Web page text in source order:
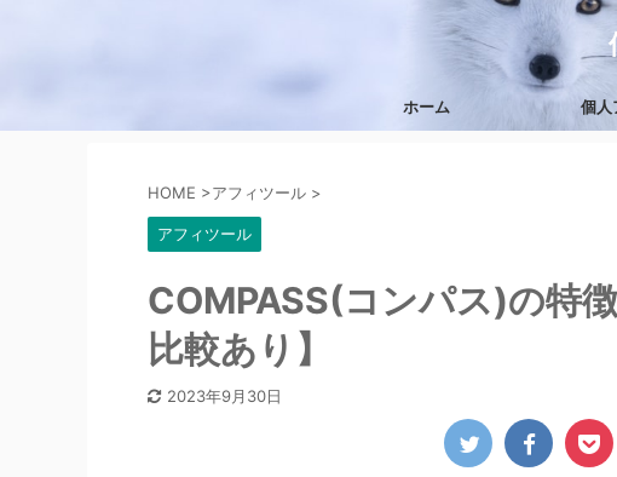
ホーム 個人
HOME >アフィツール >
アフィツール
COMPASS(コンパス)の特
比較あり】
2023年9月30日